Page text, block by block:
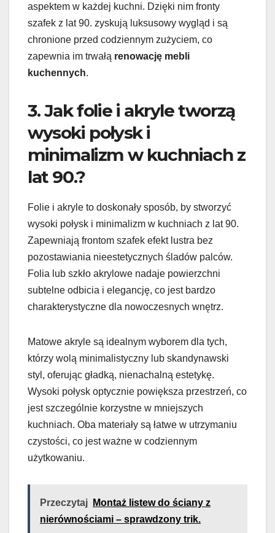
aspektem w każdej kuchni. Dzięki nim fronty
szafek z lat 90. zyskują luksusowy wygląd i są
chronione przed codziennym zużyciem, co
zapewnia im trwałą renowację mebli
kuchennych.
3. Jak folie i akryle tworzą
wysoki połysk i
minimalizm w kuchniach z
lat 90.?
Folie i akryle to doskonały sposób, by stworzyć
wysoki połysk i minimalizm w kuchniach z lat 90.
Zapewniają frontom szafek efekt lustra bez
pozostawiania nieestetycznych śladów palców.
Folia lub szkło akrylowe nadaje powierzchni
subtelne odbicia i elegancję, co jest bardzo
charakterystyczne dla nowoczesnych wnętrz.
Matowe akryle są idealnym wyborem dla tych,
którzy wolą minimalistyczny lub skandynawski
styl, oferując gładką, nienachalną estetykę.
Wysoki połysk optycznie powiększa przestrzeń, co
jest szczególnie korzystne w mniejszych
kuchniach. Oba materiały są łatwe w utrzymaniu
czystości, co jest ważne w codziennym
użytkowaniu.
Przeczytaj
Montaż listew do ściany z
nierównościami – sprawdzony trik.